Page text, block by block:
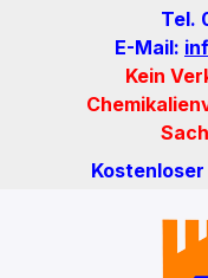
Zum Hauptinhalt Tel.
E-Mail:
Kein
Kostenloser